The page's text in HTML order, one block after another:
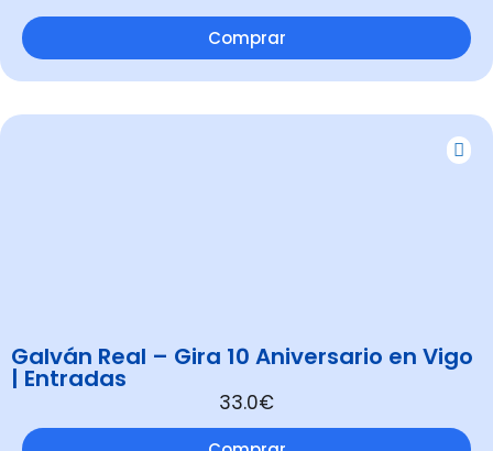
Comprar
Galván Real – Gira 10 Aniversario en Vigo
| Entradas
33.0€